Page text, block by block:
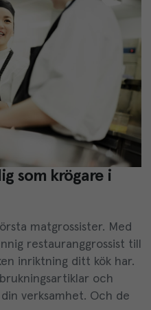
som krögare i
matgrossister. Med
restauranggrossist till
inriktning ditt kök har.
och
verksamhet. Och de